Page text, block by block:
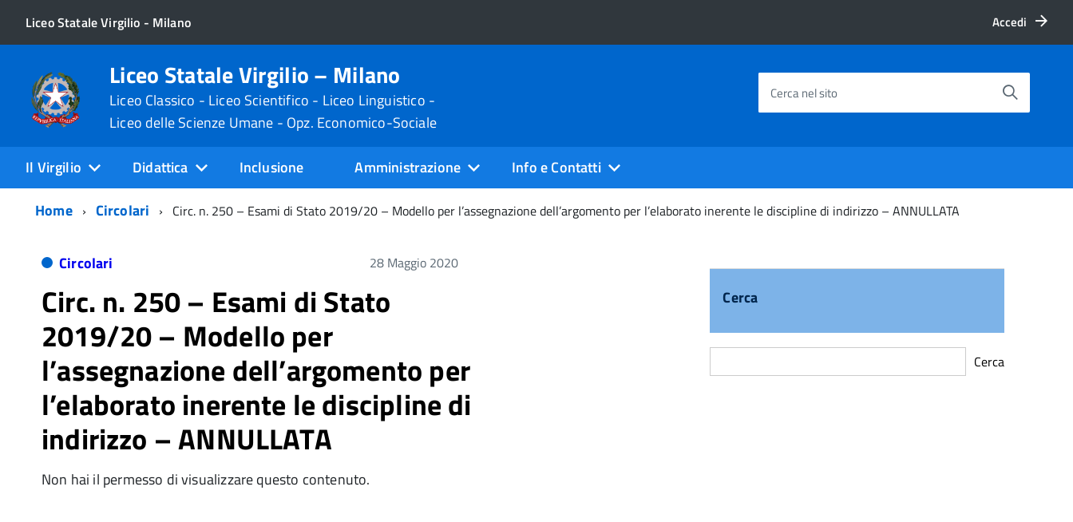
Liceo Statale Virgilio - Milano Accedi
Liceo Statale Virgilio – Milano
Liceo Classico - Liceo Scientifico - Liceo Linguistico -
Liceo delle Scienze Umane - Opz. Economico-Sociale
Cerca nel sito
Il Virgilio Didattica Inclusione Amministrazione
Info e Contatti
Home
Circolari Circ. n. 250 – Esami di Stato 2019/20 – Modello per l’assegnazione dell’argomento per l’elaborato inerente le discipline di indirizzo – ANNULLATA
Circolari 28 Maggio 2020
Circ. n. 250 – Esami di Stato
2019/20 – Modello per
l’assegnazione dell’argomento per
l’elaborato inerente le discipline di
indirizzo – ANNULLATA
Non hai il permesso di visualizzare questo contenuto.
Cerca
Cerca